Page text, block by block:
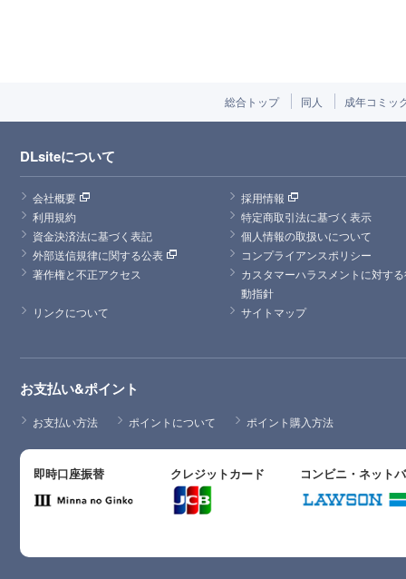
総合トップ 同人 成年コミッ
DLsiteについて
会社概要
採用情報
利用規約
特定商取引法に基づく表示
資金決済法に基づく表記
個人情報の取扱いについて
外部送信規律に関する公表
コンプライアンスポリシー
著作権と不正アクセス
カスタマーハラスメントに対す
動指針
リンクについて
サイトマップ
お支払い&ポイント
お支払い方法 ポイントについて ポイント購入方法
即時口座振替 クレジットカード コンビニ・ネット